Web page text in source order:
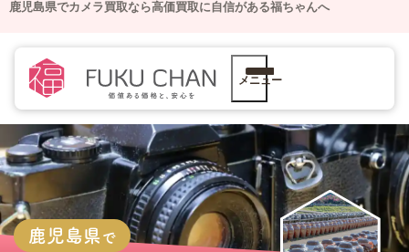
鹿児島県でカメラ買取なら高価買取に自信がある福ちゃんへ
メニュー
鹿児島県で